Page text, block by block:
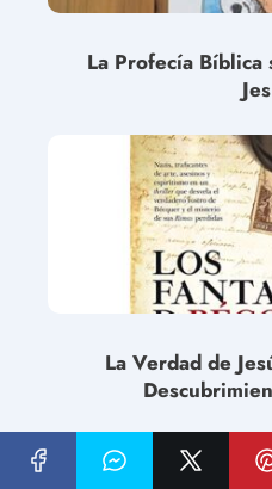
La Profecía
La Verdad de